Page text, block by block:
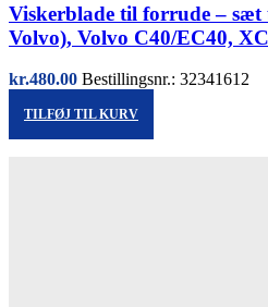
Viskerblade til forrude – sæt
Volvo), Volvo C40/EC40,
kr.480.00 Bestillingsnr.: 32341612
TILFØJ TIL KURV